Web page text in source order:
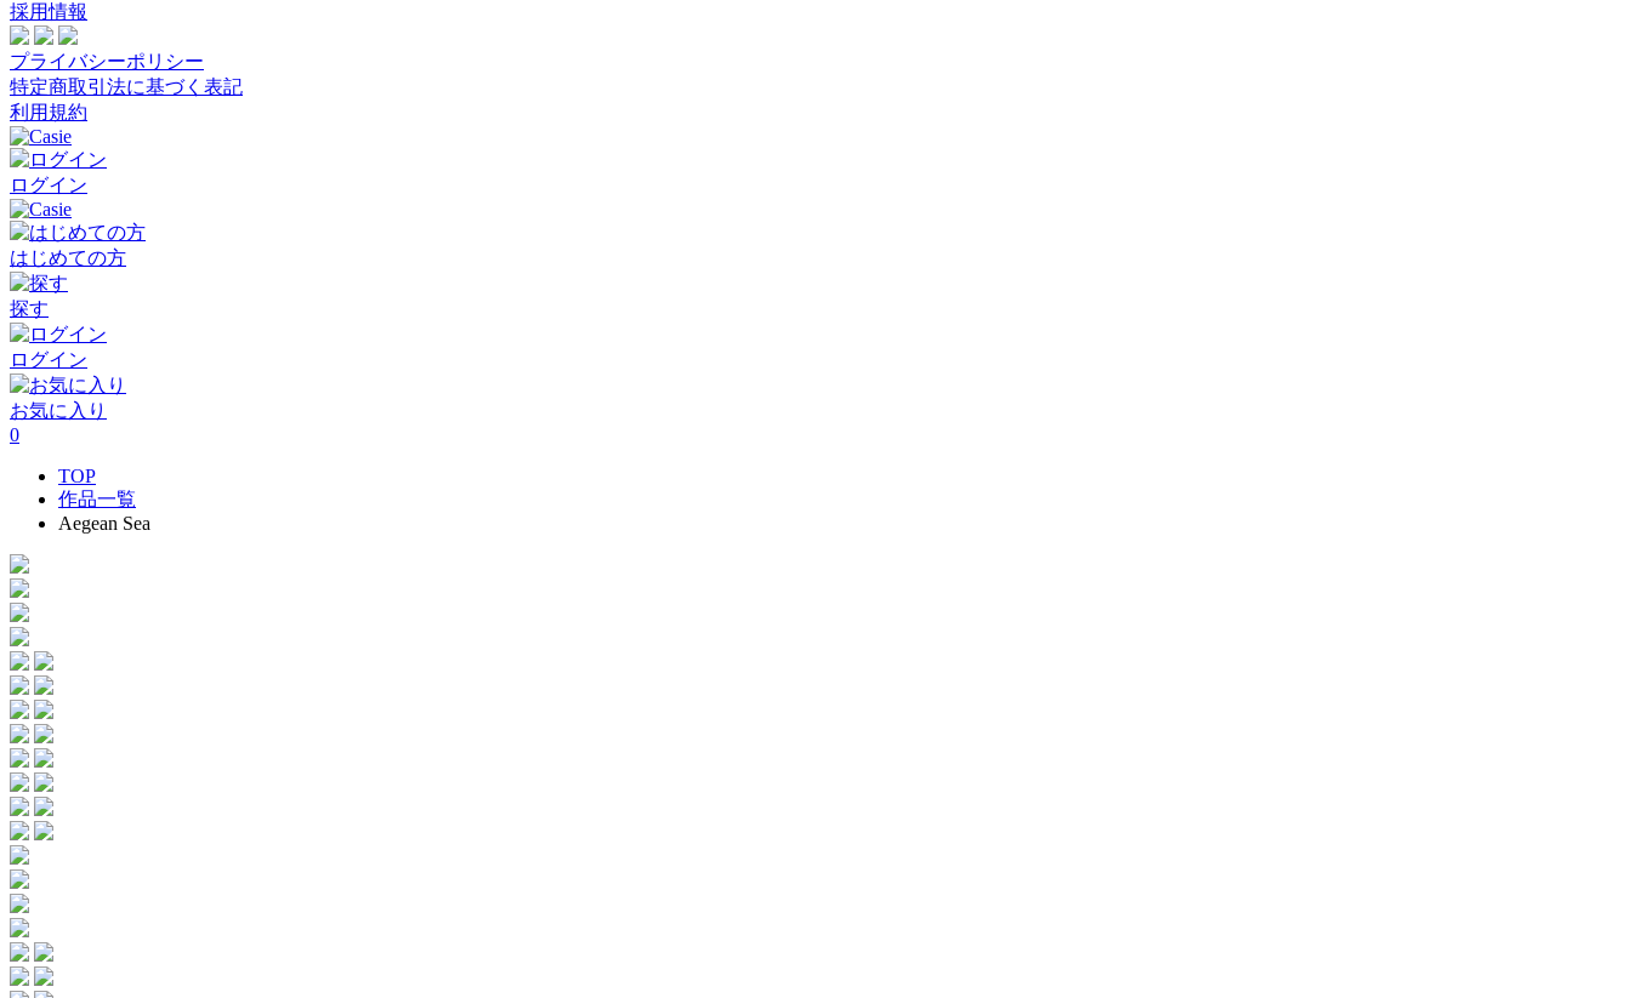
採用情報
プライバシーポリシー
特定商取引法に基づく表記
利用規約
ログイン
はじめての方
探す
ログイン
お気に入り
0
TOP
作品一覧
Aegean Sea